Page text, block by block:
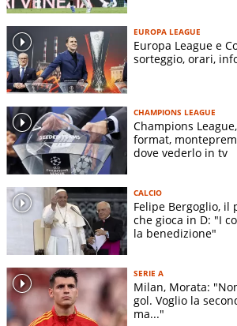
EUROPA LEAGUE
Europa League e
sorteggio, orari,
CHAMPIONS LEAGUE
Champions
format,
dove vederlo in tv
CALCIO
Felipe Bergoglio, il
che gioca in D: "I
la benedizione"
SERIE A
Milan, Morata:
gol. Voglio la
ma..."